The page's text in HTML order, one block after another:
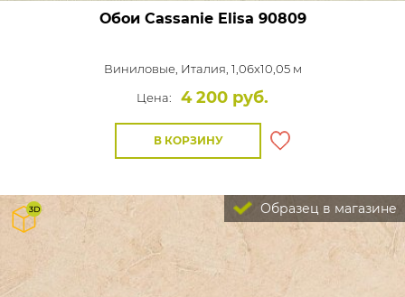
Обои Cassanie Elisa 90809
Виниловые, Италия, 1,06x10,05 м
Цена:
4 200 руб.
В КОРЗИНУ
Образец в магазине